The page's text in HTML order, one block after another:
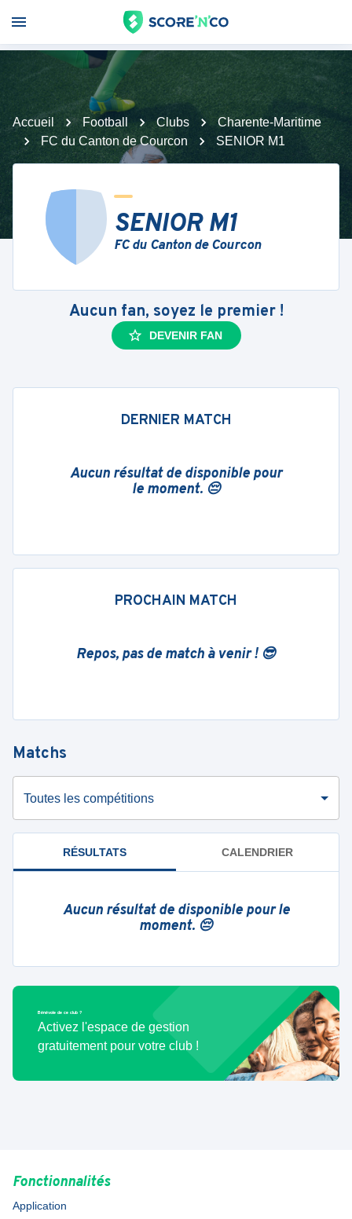
Accueil Football Clubs
Charente-Maritime
FC du Canton de Courcon
SENIOR M1
SENIOR M1
FC du Canton de Courcon
Aucun fan, soyez le premier !
DEVENIR FAN
DERNIER MATCH
Aucun résultat de disponible pour
le moment. 😔
PROCHAIN MATCH
Repos, pas de match à venir ! 😎
Matchs
Toutes les compétitions
RÉSULTATS CALENDRIER
Aucun résultat de disponible pour le
moment. 😔
Bénévole de ce club ?
Activez l'espace de gestion
gratuitement pour votre club !
Fonctionnalités
Application